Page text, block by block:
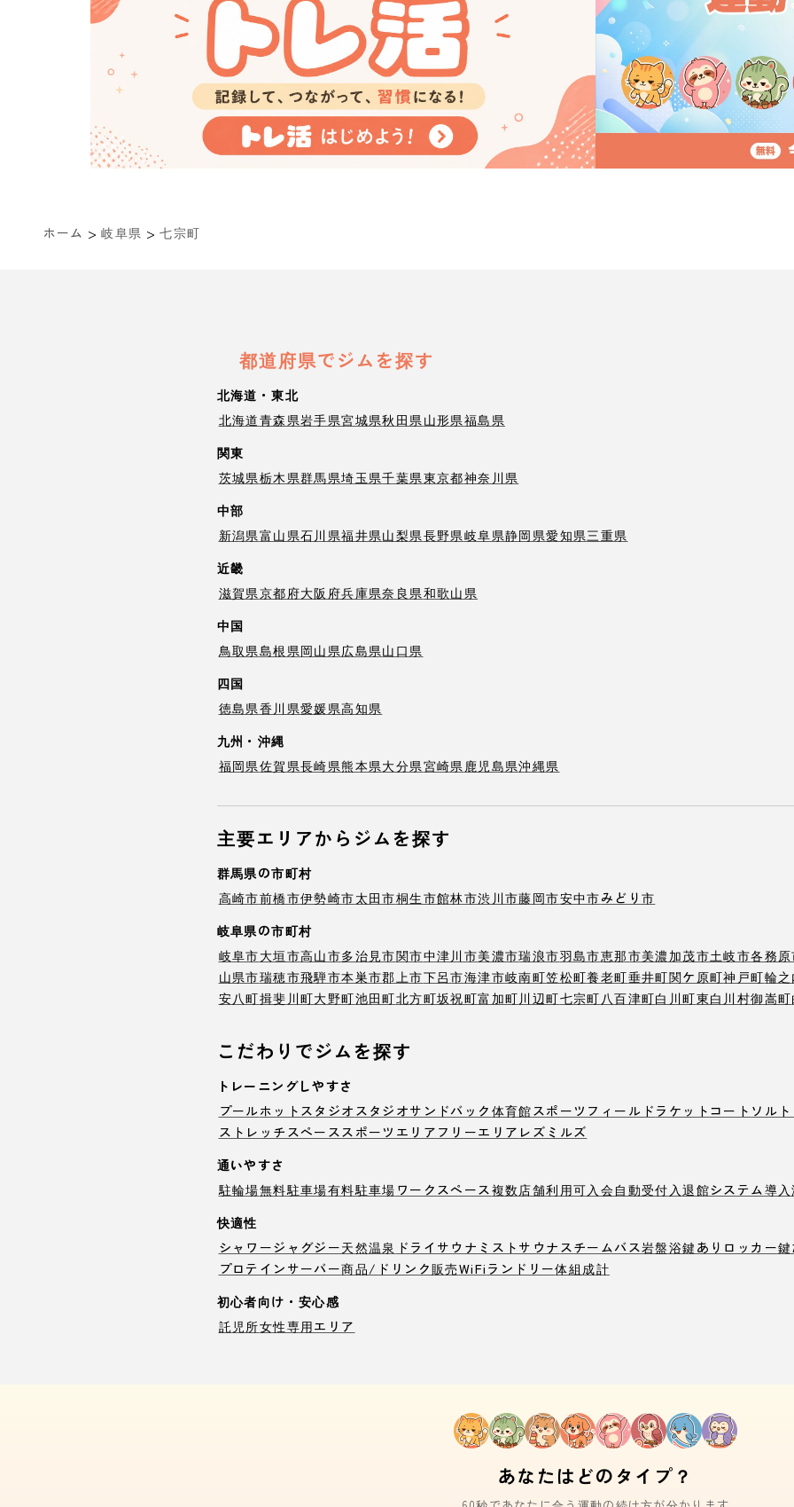
ホーム > 岐阜県 > 七宗町
都道府県でジムを探す
北海道・東北
北海道青森県岩手県宮城県秋田県山形県福島県
関東
茨城県栃木県群馬県埼玉県千葉県東京都神奈川県
中部
新潟県富山県石川県福井県山梨県長野県岐阜県静岡県愛知県三重県
近畿
滋賀県京都府大阪府兵庫県奈良県和歌山県
中国
鳥取県島根県岡山県広島県山口県
四国
徳島県香川県愛媛県高知県
九州・沖縄
福岡県佐賀県長崎県熊本県大分県宮崎県鹿児島県沖縄県
主要エリアからジムを探す
群馬県の市町村
高崎市前橋市伊勢崎市太田市桐生市館林市渋川市藤岡市安中市みどり市
岐阜県の市町村
岐阜市大垣市高山市多治見市関市中津川市美濃市瑞浪市羽島市恵那市美濃加茂市土岐市各務原
山県市瑞穂市飛騨市本巣市郡上市下呂市海津市岐南町笠松町養老町垂井町関ケ原町神戸町輪
安八町揖斐川町大野町池田町北方町坂祝町富加町川辺町七宗町 八百津町白川町東白川村御嵩町
こだわりでジムを探す
トレーニングしやすさ
プールホットスタジオ スタジオサンドバック 体育館スポーツフィールド ラケットコート ソル
ストレッチスペーススポーツエリア フリーエリア レズミルズ
通いやすさ
駐輪場無料駐車場有料駐車場 ワークスペース複数店舗利用可入会自動受付 入退館システム導入
快適性
シャワージャグジー天然温泉 ドライサウナ ミストサウナ スチームバス岩盤浴鍵ありロッカー
プロテインサーバー商品/ドリンク販売WiFi ランドリー体組成計
初心者向け・安心感
託児所女性専用エリア
あなたはどのタイプ？